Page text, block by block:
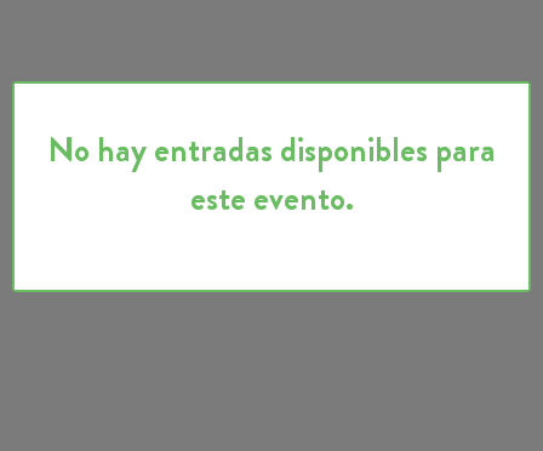
No hay entradas disponibles para
este evento.